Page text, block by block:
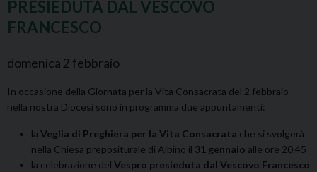
PRESIEDUTA DAL VESCOVO
FRANCESCO
domenica 2 febbraio
In occasione della Giornata per la Vita Consacrata del 2 febbraio
nella nostra Diocesi sono in programma due appuntamenti:
la Veglia di Preghiera per la Vita Consacrata che si svolgerà
nella Chiesa prepositurale di Albino il 31 gennaio alle ore 20.45
la celebrazione del Vespro presieduta dal Vescovo Francesco